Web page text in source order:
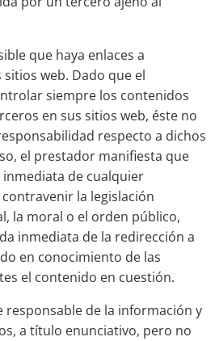
que haya enlaces a
web. Dado que el
siempre los contenidos
en sus sitios web, éste no
respecto a dichos
el prestador manifiesta que
de cualquier
la legislación
la moral o el orden público,
inmediata de la redirección a
en conocimiento de las
el contenido en cuestión.
responsable de la información y
a título enunciativo, pero no